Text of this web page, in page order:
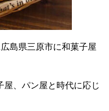
島県三原市に和菓子屋
、パン屋と時代に応じ